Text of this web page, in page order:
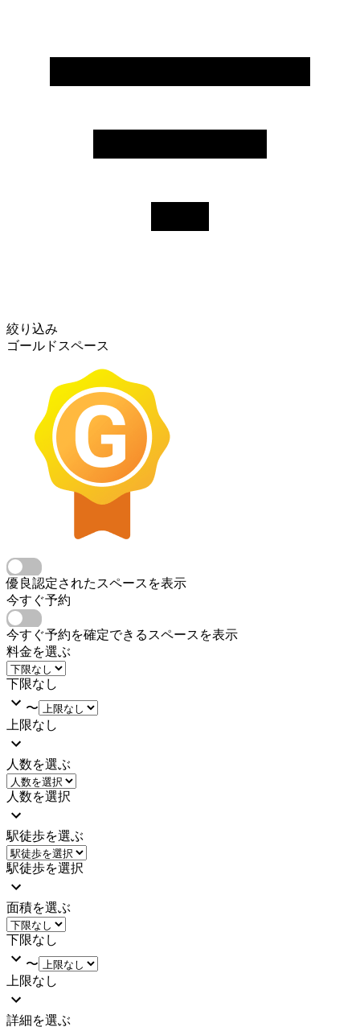
絞り込み
ゴールドスペース
優良認定されたスペースを表示
今すぐ予約
今すぐ予約を確定できるスペースを表示
料金を選ぶ
下限なし
〜
上限なし
人数を選ぶ
人数を選択
駅徒歩を選ぶ
駅徒歩を選択
面積を選ぶ
下限なし
〜
上限なし
詳細を選ぶ